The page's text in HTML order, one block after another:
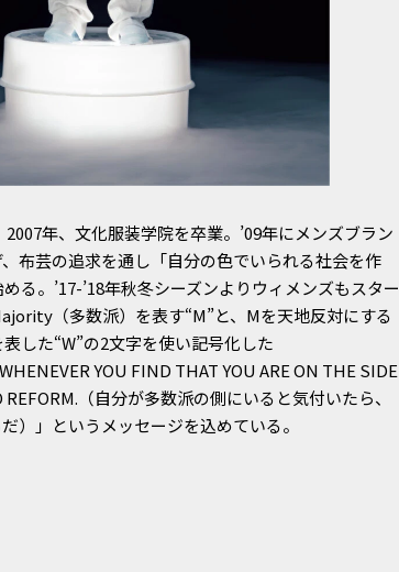
年、文化服装学院を卒業。’09年にメンズブラン
布芸の追求を通し「自分の色でいられる社会を作
る。’17-’18年秋冬シーズンよりウィメンズもスター
（多数派）を表す“M”と、Mを天地反対にする
した“W”の2文字を使い記号化した
YOU FIND THAT YOU ARE ON THE SIDE
（自分が多数派の側にいると気付いたら、
）」というメッセージを込めている。